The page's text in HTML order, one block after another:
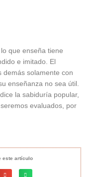
que enseña tiene
e imitado. El
demás solamente con
enseñanza no sea útil.
la sabiduría popular,
evaluados, por
este artículo